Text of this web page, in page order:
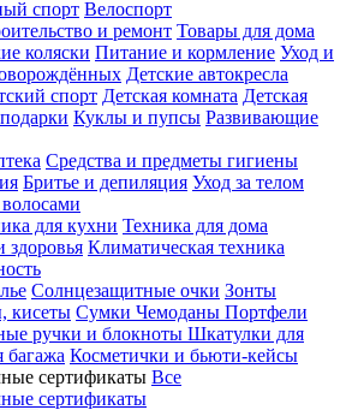
спорт Велоспорт
и ремонт Товары для дома
коляски Питание и кормление Уход и
Детские автокресла
спорт Детская комната Детская
Куклы и пупсы Развивающие
Средства и предметы гигиены
Бритье и депиляция Уход за телом
для кухни Техника для дома
здоровья Климатическая техника
Солнцезащитные очки Зонты
кисеты Сумки Чемоданы Портфели
ручки и блокноты Шкатулки для
багажа Косметички и бьюти-кейсы
сертификаты Все
сертификаты